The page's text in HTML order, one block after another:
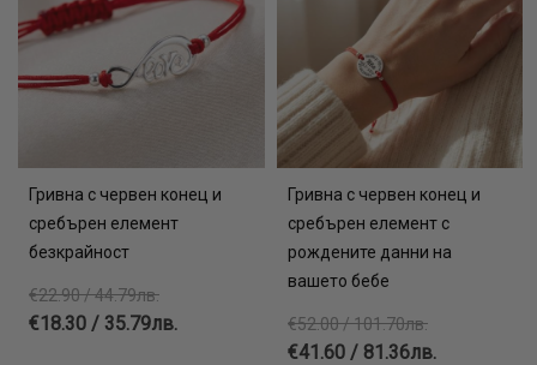
Гривна с червен конец и
сребърен елемент
безкрайност
€22.90 / 44.79лв.
€18.30 / 35.79лв.
Гривна с червен конец и
сребърен елемент с
рождените данни на
вашето бебе
€52.00 / 101.70лв.
€41.60 / 81.36лв.